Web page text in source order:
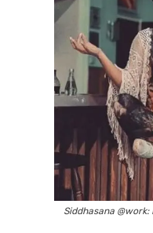
Siddhasana